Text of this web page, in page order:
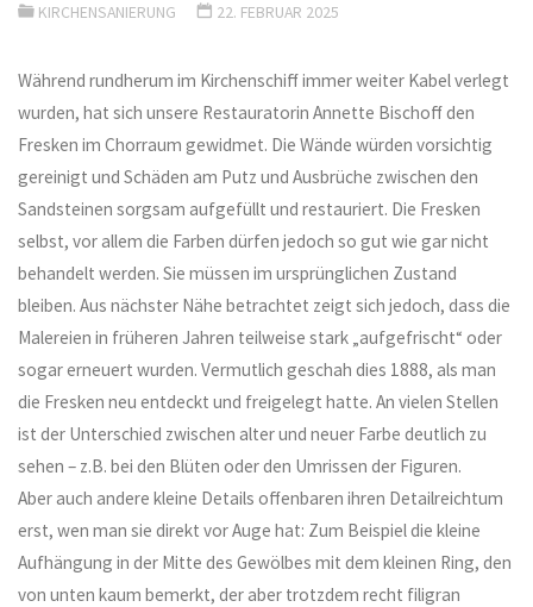
KIRCHENSANIERUNG 22. FEBRUAR 2025
Während rundherum im Kirchenschiff immer weiter Kabel verlegt
wurden, hat sich unsere Restauratorin Annette Bischoff den
Fresken im Chorraum gewidmet. Die Wände würden vorsichtig
gereinigt und Schäden am Putz und Ausbrüche zwischen den
Sandsteinen sorgsam aufgefüllt und restauriert. Die Fresken
selbst, vor allem die Farben dürfen jedoch so gut wie gar nicht
behandelt werden. Sie müssen im ursprünglichen Zustand
bleiben. Aus nächster Nähe betrachtet zeigt sich jedoch, dass die
Malereien in früheren Jahren teilweise stark „aufgefrischt“ oder
sogar erneuert wurden. Vermutlich geschah dies 1888, als man
die Fresken neu entdeckt und freigelegt hatte. An vielen Stellen
ist der Unterschied zwischen alter und neuer Farbe deutlich zu
sehen – z.B. bei den Blüten oder den Umrissen der Figuren.
Aber auch andere kleine Details offenbaren ihren Detailreichtum
erst, wen man sie direkt vor Auge hat: Zum Beispiel die kleine
Aufhängung in der Mitte des Gewölbes mit dem kleinen Ring, den
von unten kaum bemerkt, der aber trotzdem recht filigran